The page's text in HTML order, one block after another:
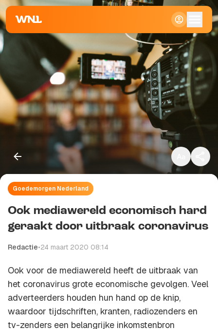
Klein
Groot
Goedemorgen Nederland
Ook mediawereld economisch hard
geraakt door uitbraak coronavirus
Redactie•24 maart 2020 08:14
Ook voor de mediawereld heeft de uitbraak van
het coronavirus grote economische gevolgen. Veel
adverteerders houden hun hand op de knip,
waardoor tijdschriften, kranten, radiozenders en
tv-zenders een belangrijke inkomstenbron